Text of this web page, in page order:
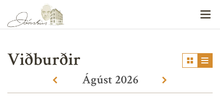
Viðburðir
Ágúst 2026
« »